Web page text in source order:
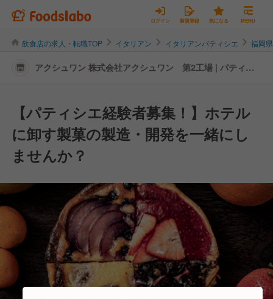
ログイン 新規登録 気になる MENU
飲食店の求人・転職TOP イタリアン イタリアンパティシエ 福岡
アクシュワン 株式会社アクシュワン 第2工場 | パティシ
【パティシエ経験者募集！】ホテル
に卸す製菓の製造・開発を一緒にし
ませんか？